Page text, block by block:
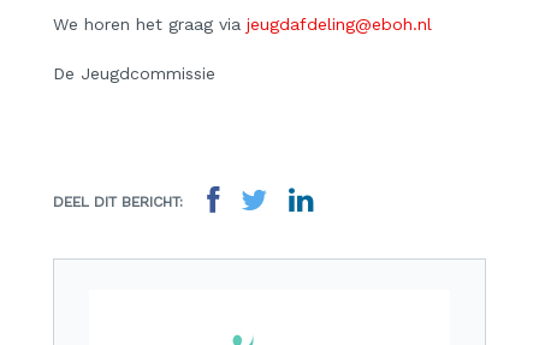
We horen het graag via jeugdafdeling@eboh.nl
De Jeugdcommissie
DEEL DIT BERICHT: